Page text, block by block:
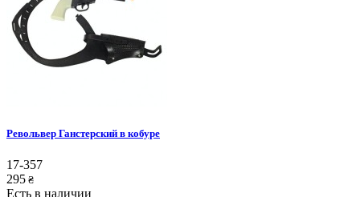
Револьвер Ганстерский в кобуре
17-357
295 ₴
Есть в наличии